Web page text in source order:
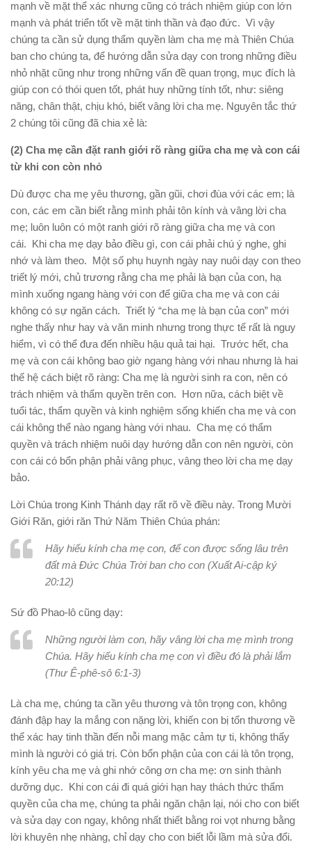
mạnh về mặt thể xác nhưng cũng có trách nhiệm giúp con lớn
mạnh và phát triển tốt về mặt tinh thần và đạo đức. Vì vậy
chúng ta cần sử dụng thẩm quyền làm cha mẹ mà Thiên Chúa
ban cho chúng ta, để hướng dẫn sửa dạy con trong những điều
nhỏ nhặt cũng như trong những vấn đề quan trọng, mục đích là
giúp con có thói quen tốt, phát huy những tính tốt, như: siêng
năng, chân thật, chịu khó, biết vâng lời cha mẹ. Nguyên tắc thứ
2 chúng tôi cũng đã chia xẻ là:
(2) Cha mẹ cần đặt ranh giới rõ ràng giữa cha mẹ và con cái
từ khi con còn nhỏ
Dù được cha mẹ yêu thương, gần gũi, chơi đùa với các em; là
con, các em cần biết rằng mình phải tôn kính và vâng lời cha
mẹ; luôn luôn có một ranh giới rõ ràng giữa cha mẹ và con
cái. Khi cha mẹ dạy bảo điều gì, con cái phải chú ý nghe, ghi
nhớ và làm theo. Một số phụ huynh ngày nay nuôi dạy con theo
triết lý mới, chủ trương rằng cha mẹ phải là bạn của con, hạ
mình xuống ngang hàng với con để giữa cha mẹ và con cái
không có sự ngăn cách. Triết lý “cha mẹ là bạn của con” mới
nghe thấy như hay và văn minh nhưng trong thực tế rất là nguy
hiểm, vì có thể đưa đến nhiều hậu quả tai hại. Trước hết, cha
mẹ và con cái không bao giờ ngang hàng với nhau nhưng là hai
thế hệ cách biệt rõ ràng: Cha mẹ là người sinh ra con, nên có
trách nhiệm và thẩm quyền trên con. Hơn nữa, cách biệt về
tuổi tác, thẩm quyền và kinh nghiệm sống khiến cha mẹ và con
cái không thể nào ngang hàng với nhau. Cha mẹ có thẩm
quyền và trách nhiệm nuôi dạy hướng dẫn con nên người, còn
con cái có bổn phận phải vâng phục, vâng theo lời cha mẹ dạy
bảo.
Lời Chúa trong Kinh Thánh dạy rất rõ về điều này. Trong Mười
Giới Răn, giới răn Thứ Năm Thiên Chúa phán:
Hãy hiếu kính cha mẹ con, để con được sống lâu trên
đất mà Đức Chúa Trời ban cho con (Xuất Ai-cập ký
20:12)
Sứ đồ Phao-lô cũng dạy:
Những người làm con, hãy vâng lời cha mẹ mình trong
Chúa. Hãy hiếu kính cha mẹ con vì điều đó là phải lắm
(Thư Ê-phê-sô 6:1-3)
Là cha mẹ, chúng ta cần yêu thương và tôn trọng con, không
đánh đập hay la mắng con nặng lời, khiến con bị tổn thương về
thể xác hay tinh thần đến nỗi mang mặc cảm tự ti, không thấy
mình là người có giá trị. Còn bổn phận của con cái là tôn trọng,
kính yêu cha mẹ và ghi nhớ công ơn cha mẹ: ơn sinh thành
dưỡng dục. Khi con cái đi quá giới hạn hay thách thức thẩm
quyền của cha mẹ, chúng ta phải ngăn chận lại, nói cho con biết
và sửa dạy con ngay, không nhất thiết bằng roi vọt nhưng bằng
lời khuyên nhẹ nhàng, chỉ dạy cho con biết lỗi lầm mà sửa đổi.